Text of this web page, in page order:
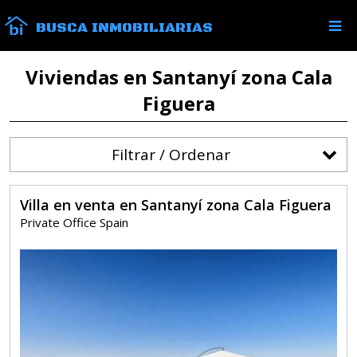
BUSCA INMOBILIARIAS
Viviendas en Santanyí zona Cala
Figuera
Filtrar / Ordenar
Villa en venta en Santanyí zona Cala Figuera
Private Office Spain